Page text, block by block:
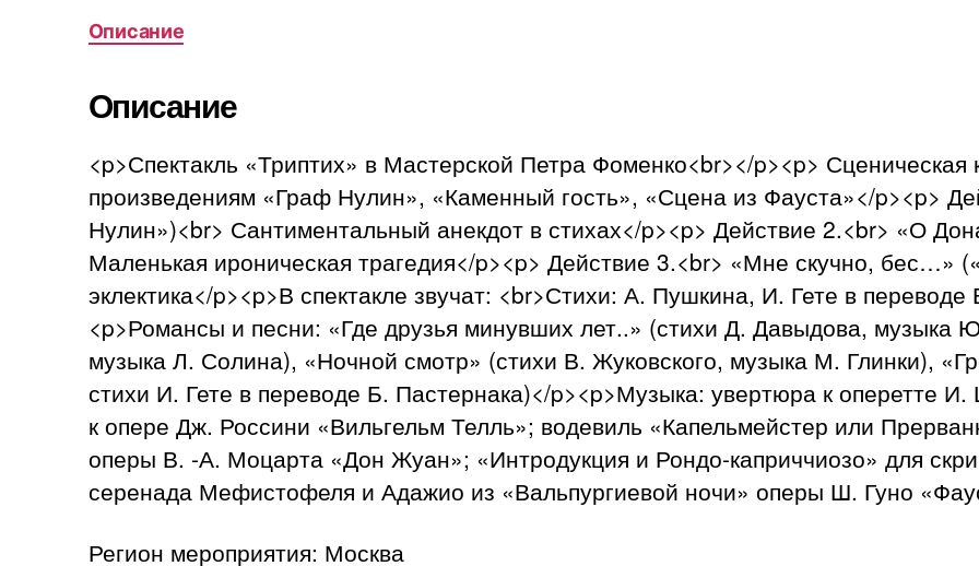
Описание
Описание
<p>Спектакль «Триптих» в Мастерской Петра Фоменко<br></p><p> Сценическая
произведениям «Граф Нулин», «Каменный гость», «Сцена из Фауста»</p><p>
Нулин»)<br> Сантиментальный анекдот в стихах</p><p> Действие 2.<br> «О
Маленькая ироническая трагедия</p><p> Действие 3.<br> «Мне скучно, бес…»
эклектика</p><p>В спектакле звучат: <br>Стихи: А. Пушкина, И. Гете в
<p>Романсы и песни: «Где друзья минувших лет..» (стихи Д. Давыдова, музыка
музыка Л. Солина), «Ночной смотр» (стихи В. Жуковского, музыка М. Глинки),
стихи И. Гете в переводе Б. Пастернака)</p><p>Музыка: увертюра к оперетте
к опере Дж. Россини «Вильгельм Телль»; водевиль «Капельмейстер или
оперы В. -А. Моцарта «Дон Жуан»; «Интродукция и Рондо-каприччиозо» для
серенада Мефистофеля и Адажио из «Вальпургиевой ночи» оперы Ш. Гуно
Регион мероприятия: Москва